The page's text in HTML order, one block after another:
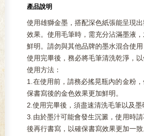
產品說明
使用雄獅金墨，搭配深色紙張能呈現
效果。使用毛筆時，需充分沾滿墨液
鮮明。請勿與其他品牌的墨水混合使用
使用完畢後，務必將毛筆清洗乾淨，以
使用方法：
1.在使用前，請務必搖晃瓶內的金粉
保書寫後的金色效果更加鮮明。
2.使用完畢後，須盡速清洗毛筆以及墨
3.由於墨汁可能會發生沉澱，使用時
後再行書寫，以確保書寫效果更加一致